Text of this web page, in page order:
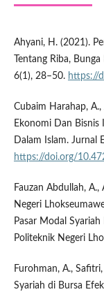
Ahyani, H. (2021).
Tentang Riba,
6(1), 28–50. https://
Cubaim Harahap, A.,
Ekonomi Dan Bisnis
Dalam Islam. Jurnal
https://doi.org/
Fauzan Abdullah,
Negeri
Pasar Modal
Politeknik Negeri
Furohman, A.,
Syariah di Bursa